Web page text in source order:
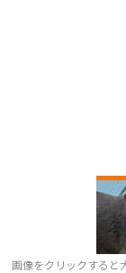
画像をクリックすると